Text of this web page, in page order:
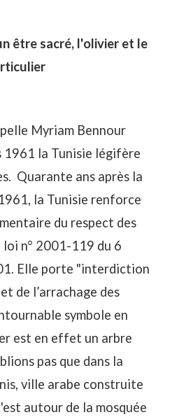
être sacré, l'olivier et le
Myriam Bennour
1961 la Tunisie légifère
Quarante ans après la
la Tunisie renforce
du respect des
loi n° 2001-119 du 6
Elle porte "interdiction
de l’arrachage des
symbole en
est en effet un arbre
pas que dans la
ville arabe construite
autour de la mosquée